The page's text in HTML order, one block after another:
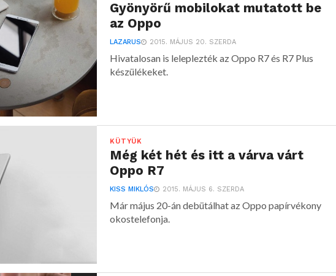
Gyönyörű mobilokat mutatott be
az Oppo
LAZARUS 2015. MÁJUS 20. SZERDA
Hivatalosan is leleplezték az Oppo R7 és R7 Plus
készülékeket.
KÜTYÜK
Még két hét és itt a várva várt
Oppo R7
KISS MIKLÓS 2015. MÁJUS 6. SZERDA
Már május 20-án debütálhat az Oppo papírvékony
okostelefonja.